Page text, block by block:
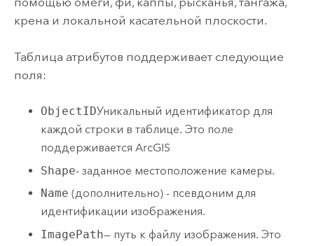
крена и локальной касательной плоскости.
Таблица атрибутов поддерживает следующие
поля:
ObjectIDУникальный идентификатор для
каждой строки в таблице. Это поле
поддерживается ArcGIS
Shape- заданное местоположение камеры.
Name (дополнительно) - псевдоним для
идентификации изображения.
ImagePath— путь к файлу изображения. Это